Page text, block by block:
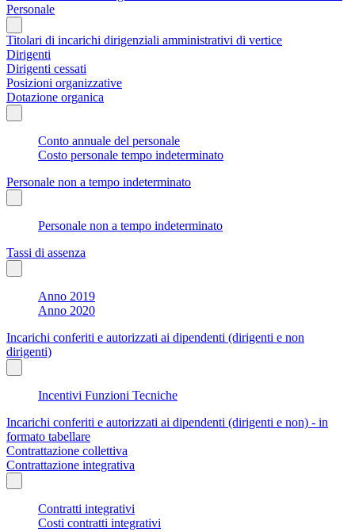
Personale
Titolari di incarichi dirigenziali amministrativi di vertice
Dirigenti
Dirigenti cessati
Posizioni organizzative
Dotazione organica
Conto annuale del personale
Costo personale tempo indeterminato
Personale non a tempo indeterminato
Personale non a tempo indeterminato
Tassi di assenza
Anno 2019
Anno 2020
Incarichi conferiti e autorizzati ai dipendenti (dirigenti e non
dirigenti)
Incentivi Funzioni Tecniche
Incarichi conferiti e autorizzati ai dipendenti (dirigenti e non) - in
formato tabellare
Contrattazione collettiva
Contrattazione integrativa
Contratti integrativi
Costi contratti integrativi